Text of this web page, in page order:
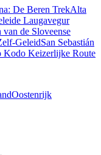
De Beren TrekAlta
Laugavegur
de Sloveense
GeleidSan Sebastián
Kodo Keizerlijke Route
Oostenrijk